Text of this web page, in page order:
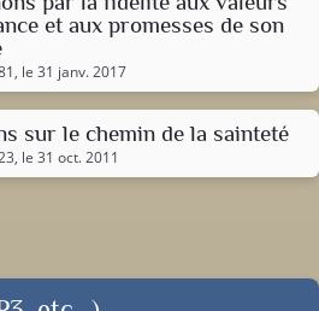
et aux promesses de son
, le 31 janv. 2017
sur le chemin de la sainteté
, le 31 oct. 2011